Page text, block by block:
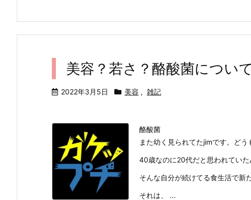
美容？若さ？酪酸菌について
2022年3月5日 美容 , 雑記
酪酸菌
また幼く見られてたjimです。どう
40歳なのに20代だと思われていた
そんな自分が続けてる食生活で新
それは、 ...